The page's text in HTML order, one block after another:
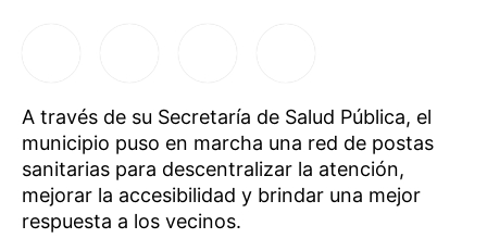
A través de su Secretaría de Salud Pública, el
municipio puso en marcha una red de postas
sanitarias para descentralizar la atención,
mejorar la accesibilidad y brindar una mejor
respuesta a los vecinos.